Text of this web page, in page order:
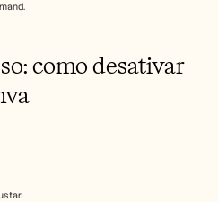
como desativar
gratuito